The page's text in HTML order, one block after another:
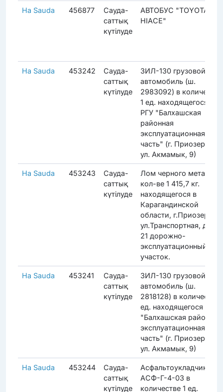
На Sauda 456877
Сауда-
саттық
күтілуде
АВТОБУС "TOYOTA
HIACE"
На Sauda 453242
Сауда-
саттық
күтілуде
ЗИЛ-130 грузовой
автомобиль (ш.
2983092) в количестве
1 ед. находящегося в
РГУ "Балхашская
районная
эксплуатационная
часть" (г. Приозерск,
ул. Акмамык, 9)
На Sauda 453243
Сауда-
саттық
күтілуде
Лом черного металла в
кол-ве 1 415,7 кг.
находящегося в
Карагандинской
области, г.Приозерск,
ул.Транспортная, д.4,
21 дорожно-
эксплуатационный
участок.
На Sauda 453241
Сауда-
саттық
күтілуде
ЗИЛ-130 грузовой
автомобиль (ш.
2818128) в количестве
ед. находящегося в
"Балхашская районная
эксплуатационная
часть" (г. Приозерск,
ул. Акмамык, 9)
На Sauda 453244
Сауда-
саттық
күтілуде
Асфальтоукладчик
АСФ-Г-4-03 в
количестве 1 ед.